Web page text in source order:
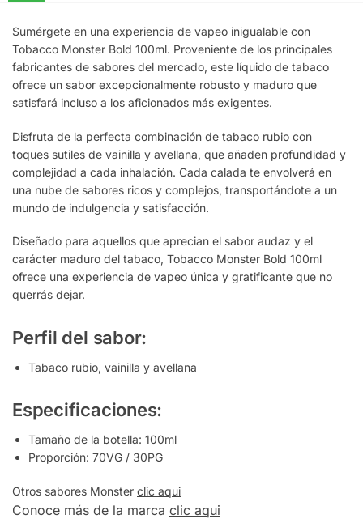
Sumérgete en una experiencia de vapeo inigualable con
Tobacco Monster Bold 100ml. Proveniente de los principales
fabricantes de sabores del mercado, este líquido de tabaco
ofrece un sabor excepcionalmente robusto y maduro que
satisfará incluso a los aficionados más exigentes.
Disfruta de la perfecta combinación de tabaco rubio con
toques sutiles de vainilla y avellana, que añaden profundidad y
complejidad a cada inhalación. Cada calada te envolverá en
una nube de sabores ricos y complejos, transportándote a un
mundo de indulgencia y satisfacción.
Diseñado para aquellos que aprecian el sabor audaz y el
carácter maduro del tabaco, Tobacco Monster Bold 100ml
ofrece una experiencia de vapeo única y gratificante que no
querrás dejar.
Perfil del sabor:
Tabaco rubio, vainilla y avellana
Especificaciones:
Tamaño de la botella: 100ml
Proporción: 70VG / 30PG
Otros sabores Monster clic aqui
Conoce más de la marca clic aqui